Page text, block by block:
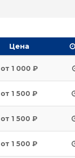
Цена
от 1 000 ₽
от 1 500 ₽
от 1 500 ₽
от 1 500 ₽